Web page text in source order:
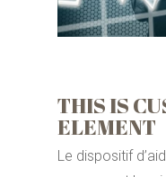
THIS IS
ELEMENT
Le dispositif